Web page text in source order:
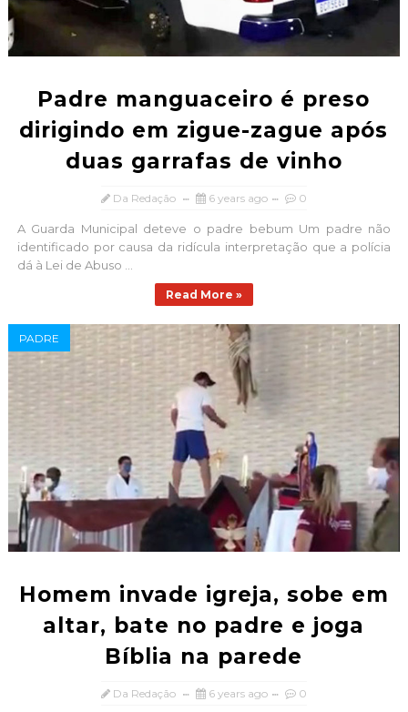
Padre manguaceiro é preso
dirigindo em zigue-zague após
duas garrafas de vinho
Da Redação 6 years ago 0
A Guarda Municipal deteve o padre bebum Um padre não
identificado por causa da ridícula interpretação que a polícia
dá à Lei de Abuso ...
Read More »
PADRE
Homem invade igreja, sobe em
altar, bate no padre e joga
Bíblia na parede
Da Redação 6 years ago 0